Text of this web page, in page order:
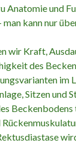
Anatomie und
kann nur
wir Kraft,
des
im
Sitzen und